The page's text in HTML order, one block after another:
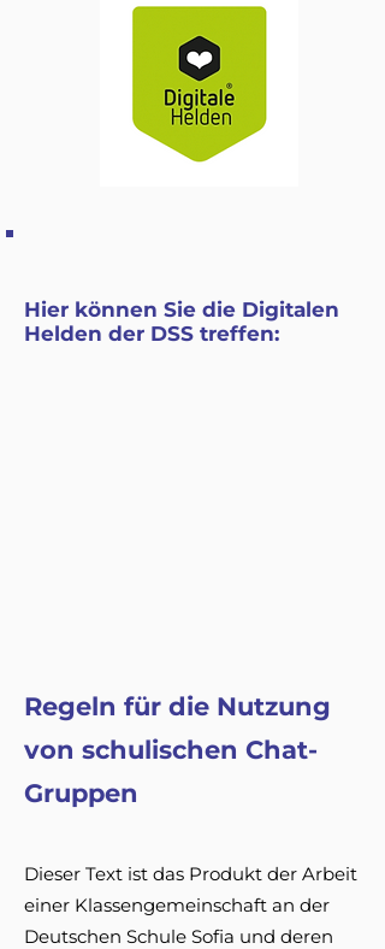
Hier können Sie die Digitalen
Helden der DSS treffen:
Regeln für die Nutzung
von schulischen Chat-
Gruppen
Dieser Text ist das Produkt der Arbeit
einer Klassengemeinschaft an der
Deutschen Schule Sofia und deren